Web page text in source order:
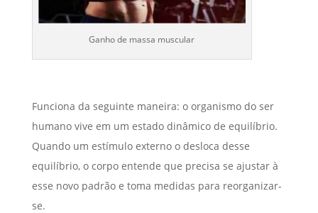
Ganho de massa muscular
Funciona da seguinte maneira: o organismo do ser
humano vive em um estado dinâmico de equilíbrio.
Quando um estímulo externo o desloca desse
equilíbrio, o corpo entende que precisa se ajustar à
esse novo padrão e toma medidas para reorganizar-
se.